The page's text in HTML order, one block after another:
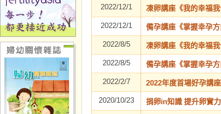
2022/12/1 凍卵講座《我的幸福
2022/12/1 備孕講座《掌握幸孕
2022/8/5 凍卵講座《我的幸福
2022/8/5 備孕講座《掌握幸孕
2022/2/7 2022年度首場好孕講座
2020/10/23 捐卵in知識 提升卵實